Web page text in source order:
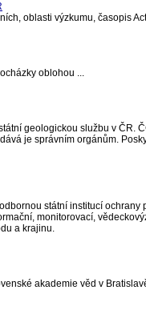
oblasti výzkumu, časopis
oblohou ...
geologickou službu v ČR.
je správním orgánům.
státní institucí ochrany
monitorovací,
a krajinu.
akademie věd v